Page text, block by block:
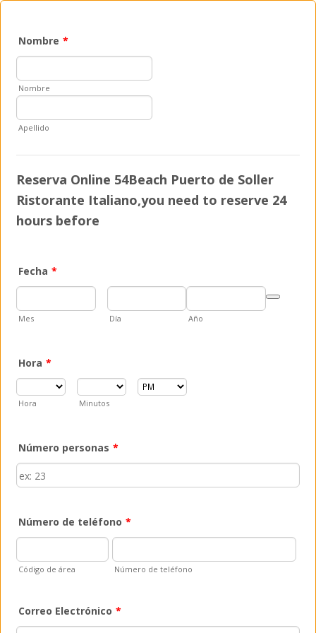
Nombre *
Nombre
Apellido
Reserva Online 54Beach Puerto de Soller
Ristorante Italiano,you need to reserve 24
hours before
Fecha *
Mes Día Año
Hora *
Hora Minutos
Número personas *
Número de teléfono *
Código de área Número de teléfono
Correo Electrónico *